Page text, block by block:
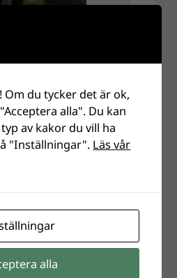
Om du tycker det är ok,
alla". Du kan
av kakor du vill ha
"Inställningar". Läs vår
alla